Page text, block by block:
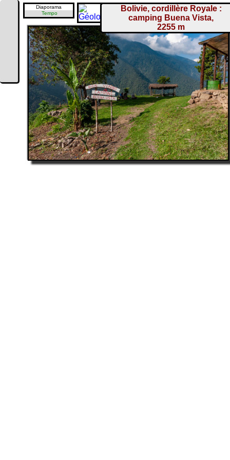
Diaporama
Tempo
Bolivie, cordillère Royale :
camping Buena Vista,
2255 m